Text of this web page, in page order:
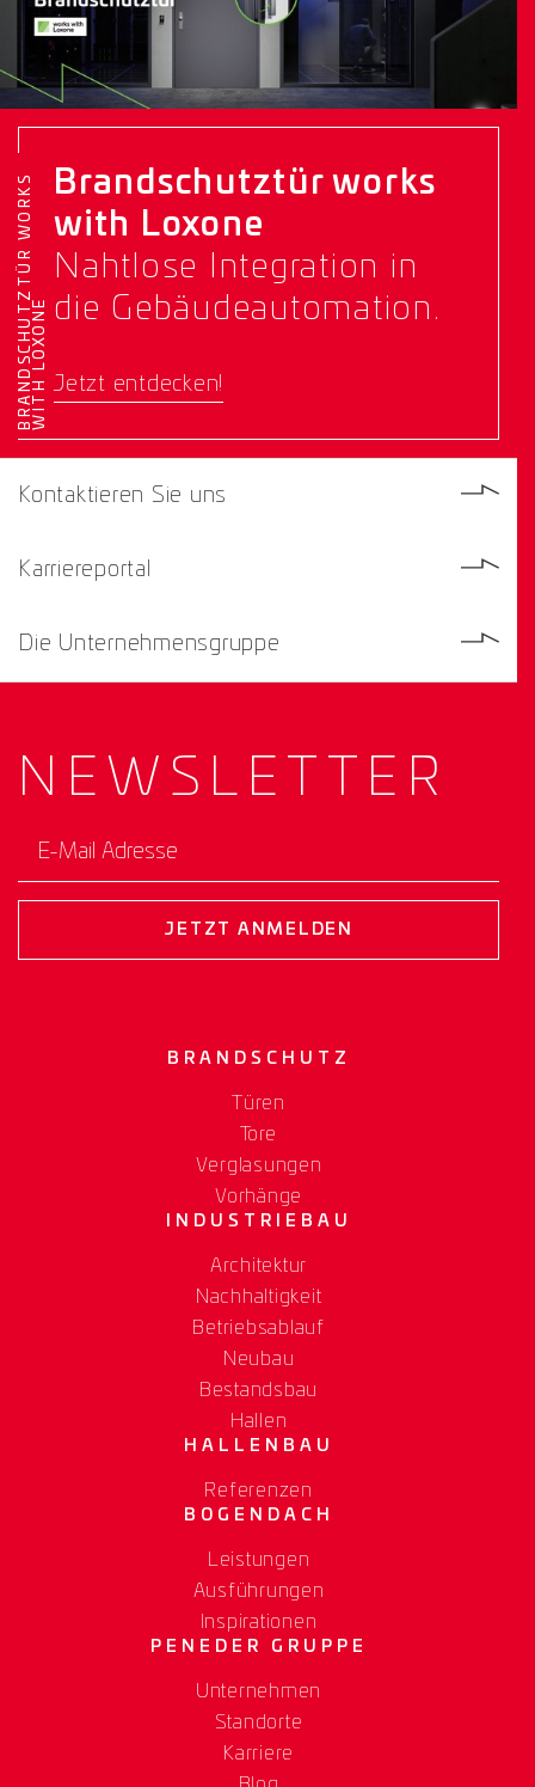
B
R
A
N
D
S
C
H
U
T
Z
T
Ü
R
W
O
R
K
S
W
I
T
H
L
O
X
O
NE
Brandschutztür works
with Loxone
Nahtlose Integration in
die Gebäudeautomation.
Jetzt entdecken!
Kontaktieren Sie uns
Karriereportal
Die Unternehmensgruppe
NEWS­ LETTER
E-Mail Adresse
JETZT ANMELDEN
BRANDSCHUTZ
Türen
Tore
Verglasungen
Vorhänge
INDUSTRIEBAU
Architektur
Nachhaltigkeit
Betriebsablauf
Neubau
Bestandsbau
Hallen
HALLENBAU
Referenzen
BOGENDACH
Leistungen
Ausführungen
Inspirationen
PENEDER GRUPPE
Unternehmen
Standorte
Karriere